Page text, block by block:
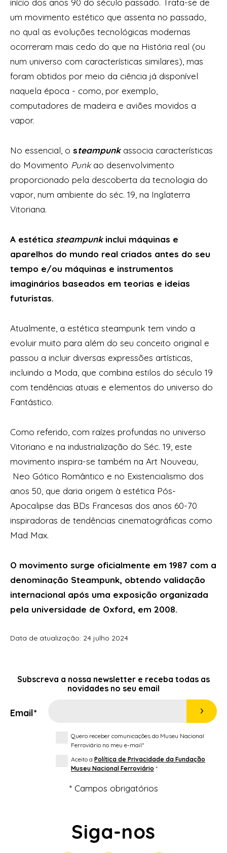
início dos anos 90 do século passado. Trata-se de
um movimento estético que assenta no passado,
no qual as evoluções tecnológicas modernas
ocorreram mais cedo do que na História real (ou
num universo com características similares), mas
foram obtidos por meio da ciência já disponível
naquela época - como, por exemplo,
computadores de madeira e aviões movidos a
vapor.
No essencial, o steampunkassocia características
do Movimento Punkao desenvolvimento
proporcionado pela descoberta da tecnologia do
vapor, num ambiente do séc. 19, na Inglaterra
Vitoriana.
A estética steampunkinclui máquinas e
aparelhos do mundo real criados antes do seu
tempo e/ou máquinas e instrumentos
imaginários baseados em teorias e ideias
futuristas.
Atualmente, a estética steampunk tem vindo a
evoluir muito para além do seu conceito original e
passou a incluir diversas expressões artísticas,
incluindo a Moda, que combina estilos do século 19
com tendências atuais e elementos do universo do
Fantástico.
Como referido, com raízes profundas no universo
Vitoriano e na industrialização do Séc. 19, este
movimento inspira-se também na Art Nouveau,
Neo Gótico Romântico e no Existencialismo dos
anos 50, que daria origem à estética Pós-
Apocalipse das BDs Francesas dos anos 60-70
inspiradoras de tendências cinematográficas como
Mad Max.
O movimento surge oficialmente em 1987 com a
denominação Steampunk, obtendo validação
internacional após uma exposição organizada
pela universidade de Oxford, em 2008.
Data de atualização: 24 julho 2024
Subscreva a nossa newsletter e receba todas as
novidades no seu email
Email*
Quero receber comunicações do Museu Nacional
Ferroviário no meu e-mail*
Aceito a Política de Privacidade da Fundação
Museu Nacional Ferroviário *
* Campos obrigatórios
Siga-nos